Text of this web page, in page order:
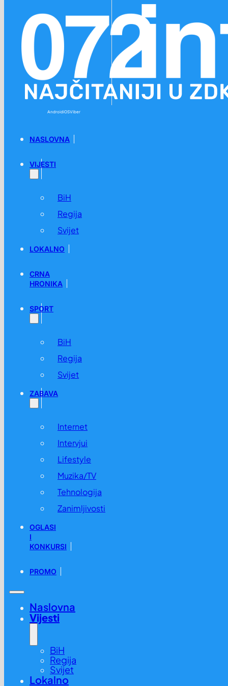
AndroidiOSViber
NASLOVNA
VIJESTI
BiH
Regija
Svijet
LOKALNO
CRNA
HRONIKA
SPORT
BiH
Regija
Svijet
ZABAVA
Internet
Intervjui
Lifestyle
Muzika/TV
Tehnologija
Zanimljivosti
OGLASI
I
KONKURSI
PROMO
Naslovna
Vijesti
BiH
Regija
Svijet
Lokalno